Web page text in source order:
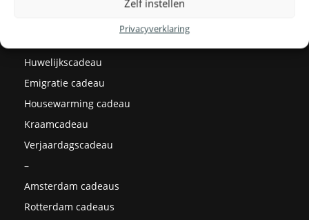
Zelf instellen
Privacyverklaring
Huwelijkscadeau
Emigratie cadeau
Housewarming cadeau
Kraamcadeau
Verjaardagscadeau
–
Amsterdam cadeaus
Rotterdam cadeaus